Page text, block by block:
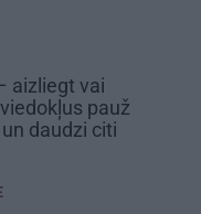
aizliegt vai
pauž
daudzi citi